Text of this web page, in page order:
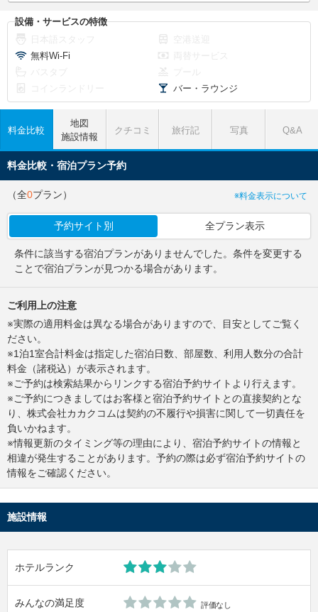
設備・サービスの特徴
無料Wi-Fi
バー・ラウンジ
料金比較
地図
施設情報
クチコミ 旅行記 写真 Q&A
料金比較・宿泊プラン予約
（全0プラン） ※料金表示について
予約サイト別 全プラン表示
条件に該当する宿泊プランがありませんでした。条件を変更する
ことで宿泊プランが見つかる場合があります。
ご利用上の注意
※実際の適用料金は異なる場合がありますので、目安としてご覧く
ださい。
※1泊1室合計料金は指定した宿泊日数、部屋数、利用人数分の合計
料金（諸税込）が表示されます。
※ご予約は検索結果からリンクする宿泊予約サイトより行えます。
※ご予約につきましてはお客様と宿泊予約サイトとの直接契約とな
り、株式会社カカクコムは契約の不履行や損害に関して一切責任を
負いかねます。
※情報更新のタイミング等の理由により、宿泊予約サイトの情報と
相違が発生することがあります。予約の際は必ず宿泊予約サイトの
情報をご確認ください。
施設情報
ホテルランク
みんなの満足度 評価なし